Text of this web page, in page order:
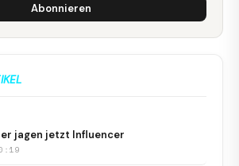
Abonnieren
jagen jetzt Influencer